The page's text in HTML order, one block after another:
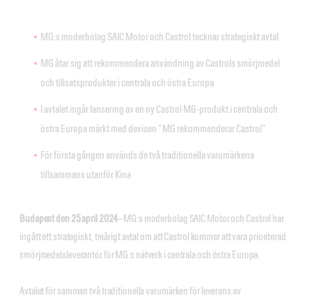
MG:s moderbolag SAIC Motor och Castrol tecknar strategiskt avtal
MG åtar sig att rekommendera användning av Castrols smörjmedel
och tillsatsprodukter i centrala och östra Europa
I avtalet ingår lansering av en ny Castrol MG-produkt i centrala och
östra Europa märkt med devisen ”MG rekommenderar Castrol”
För första gången används de två traditionella varumärkena
tillsammans utanför Kina
Budapest den 25 april 2024– MG:s moderbolag SAIC Motor och Castrol har
ingått ett strategiskt, treårigt avtal om att Castrol kommer att vara prioriterad
smörjmedelsleverantör för MG:s nätverk i centrala och östra Europa.
Avtalet för samman två traditionella varumärken för leverans av